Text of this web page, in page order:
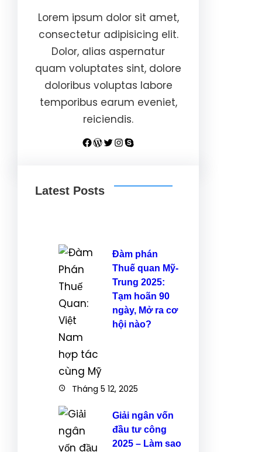
Lorem ipsum dolor sit amet,
consectetur adipisicing elit.
Dolor, alias aspernatur
quam voluptates sint, dolore
doloribus voluptas labore
temporibus earum eveniet,
reiciendis.
Facebook WordPress Twitter InstagramSkype
Latest Posts
Đàm phán
Thuế quan Mỹ-
Trung 2025:
Tạm hoãn 90
ngày, Mở ra cơ
hội nào?
Tháng 5 12, 2025
Giải ngân vốn
đầu tư công
2025 – Làm sao